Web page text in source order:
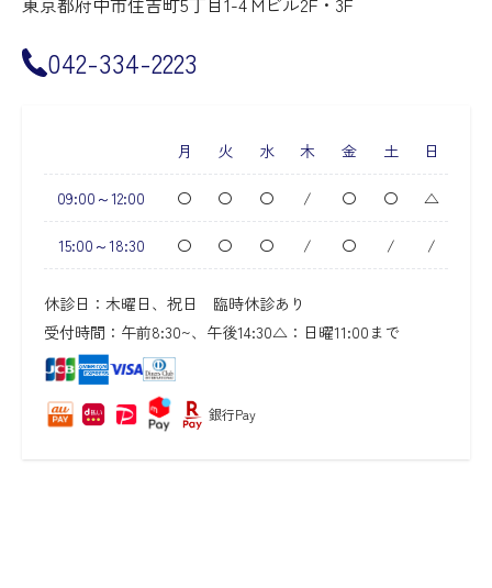
042-334-2223
月 火 水 木 金 土 日
09:00～12:00 〇 〇 〇 / 〇 〇 △
15:00～18:30 〇 〇 〇 / 〇 / /
休診日：木曜日、祝日 臨時休診あり
受付時間：午前8:30~、午後14:30△：日曜11:00まで
銀行Pay